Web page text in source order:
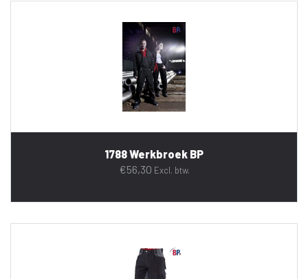
1788 Werkbroek BP
€56,30 Excl. btw.